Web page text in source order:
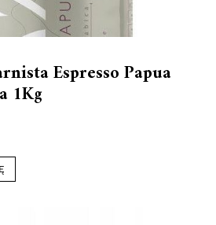
Espresso Papua
1Kg